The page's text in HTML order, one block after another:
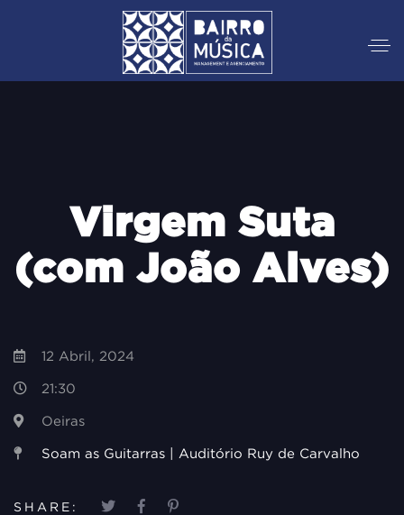
Virgem Suta
(com João Alves)
12 Abril, 2024
21:30
Oeiras
Soam as Guitarras | Auditório Ruy de Carvalho
SHARE: